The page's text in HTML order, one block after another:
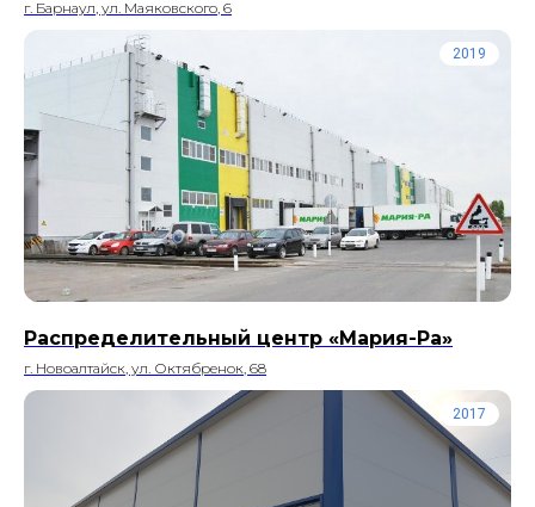
г. Барнаул, ул. Маяковского, 6
2019
Распределительный центр «Мария-Ра»
г. Новоалтайск, ул. Октябренок, 68
2017